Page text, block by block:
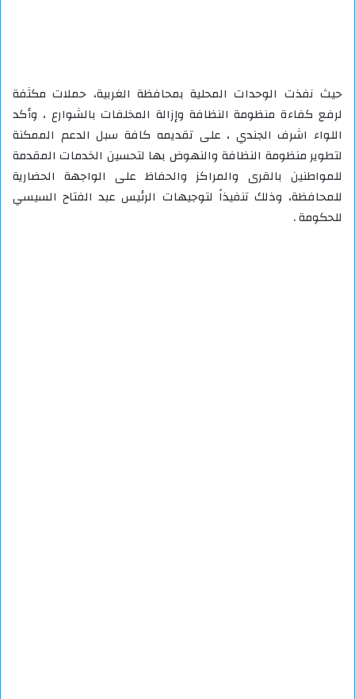
حيث نفذت الوحدات المحلية بمحافظة الغربية، حملات مكثفة
لرفع كفاءة منظومة النظافة وإزالة المخلفات بالشوارع ، وأكد
اللواء اشرف الجندي ، على تقديمه كافة سبل الدعم الممكنة
لتطوير منظومة النظافة والنهوض بها لتحسين الخدمات المقدمة
للمواطنين بالقرى والمراكز والحفاظ على الواجهة الحضارية
للمحافظة، وذلك تنفيذاً لتوجيهات الرئيس عبد الفتاح السيسي
للحكومة .